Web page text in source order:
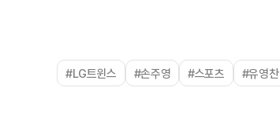
#LG트윈스 #손주영 #스포츠 #유영찬